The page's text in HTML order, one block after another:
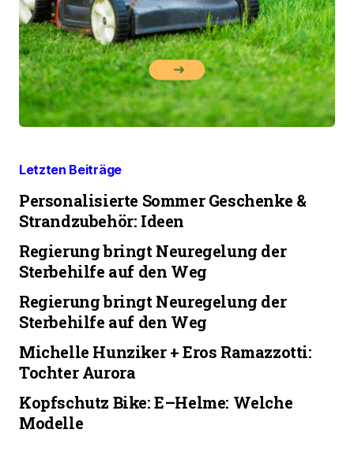
Letzten Beiträge
Personalisierte Sommer Geschenke &
Strandzubehör: Ideen
Regierung bringt Neuregelung der
Sterbehilfe auf den Weg
Regierung bringt Neuregelung der
Sterbehilfe auf den Weg
Michelle Hunziker + Eros Ramazzotti:
Tochter Aurora
Kopfschutz Bike: E–Helme: Welche
Modelle